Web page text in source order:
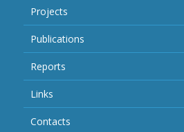
Projects
Publications
Reports
Links
Contacts